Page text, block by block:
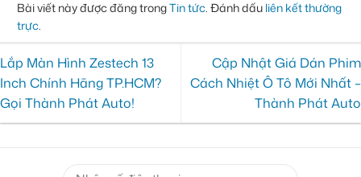
Bài viết này được đăng trongTin tức. Đánh dấu liên kết thường
trực.
Lắp Màn Hình Zestech 13
Inch Chính Hãng TP.HCM?
Gọi Thành Phát Auto!
Cập Nhật Giá Dán Phim
Cách Nhiệt Ô Tô Mới Nhất –
Thành Phát Auto